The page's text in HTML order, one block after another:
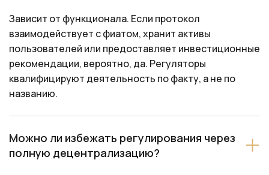
Зависит от функционала. Если протокол
взаимодействует с фиатом, хранит активы
пользователей или предоставляет инвестиционные
рекомендации, вероятно, да. Регуляторы
квалифицируют деятельность по факту, а не по
названию.
Можно ли избежать регулирования через
полную децентрализацию?